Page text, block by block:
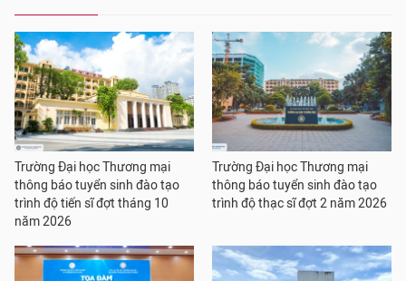
Trường Đại học Thương mại
thông báo tuyển sinh đào tạo
trình độ tiến sĩ đợt tháng 10
năm 2026
Trường Đại học Thương mại
thông báo tuyển sinh đào tạo
trình độ thạc sĩ đợt 2 năm 2026